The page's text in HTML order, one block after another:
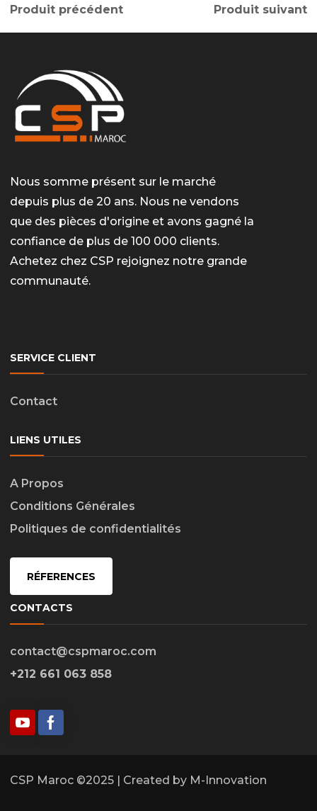
Produit précédent Produit suivant
Nous somme présent sur le marché
depuis plus de 20 ans. Nous ne vendons
que des pièces d'origine et avons gagné la
confiance de plus de 100 000 clients.
Achetez chez CSP rejoignez notre grande
communauté.
SERVICE CLIENT
Contact
LIENS UTILES
A Propos
Conditions Générales
Politiques de confidentialités
RÉFERENCES
CONTACTS
contact@cspmaroc.com
+212 661 063 858
CSP Maroc ©2025 | Created by M-Innovation